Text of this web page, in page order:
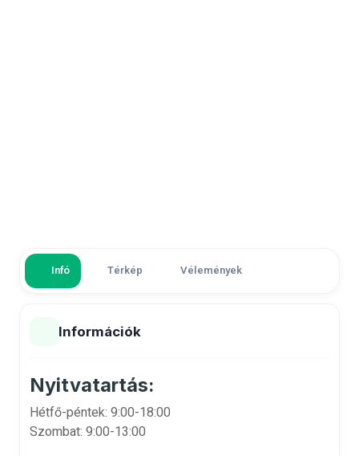
Infó Térkép Vélemények
Információk
Nyitvatartás:
Hétfő-péntek: 9:00-18:00
Szombat: 9:00-13:00